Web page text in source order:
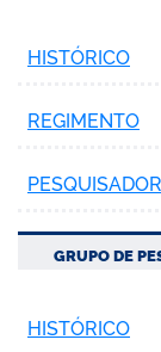
portal
HISTÓRICO
REGIMENTO
GRUPO DE
HISTÓRICO